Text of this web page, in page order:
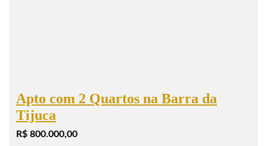
Apto com 2 Quartos na Barra da
Tijuca
R$ 800.000,00